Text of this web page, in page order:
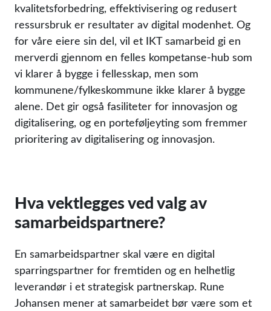
kvalitetsforbedring, effektivisering og redusert
ressursbruk er resultater av digital modenhet. Og
for våre eiere sin del, vil et IKT samarbeid gi en
merverdi gjennom en felles kompetanse-hub som
vi klarer å bygge i fellesskap, men som
kommunene/fylkeskommune ikke klarer å bygge
alene. Det gir også fasiliteter for innovasjon og
digitalisering, og en porteføljeyting som fremmer
prioritering av digitalisering og innovasjon.
Hva vektlegges ved valg av
samarbeidspartnere?
En samarbeidspartner skal være en digital
sparringspartner for fremtiden og en helhetlig
leverandør i et strategisk partnerskap. Rune
Johansen mener at samarbeidet bør være som et